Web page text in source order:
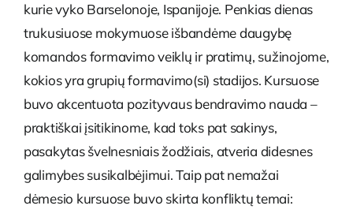
kurie vyko Barselonoje, Ispanijoje. Penkias dienas
trukusiuose mokymuose išbandėme daugybę
komandos formavimo veiklų ir pratimų, sužinojome,
kokios yra grupių formavimo(si) stadijos. Kursuose
buvo akcentuota pozityvaus bendravimo nauda –
praktiškai įsitikinome, kad toks pat sakinys,
pasakytas švelnesniais žodžiais, atveria didesnes
galimybes susikalbėjimui. Taip pat nemažai
dėmesio kursuose buvo skirta konfliktų temai: